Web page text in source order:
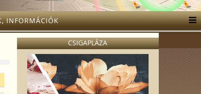
INFORMÁCIÓK
CSIGAPLÁZA